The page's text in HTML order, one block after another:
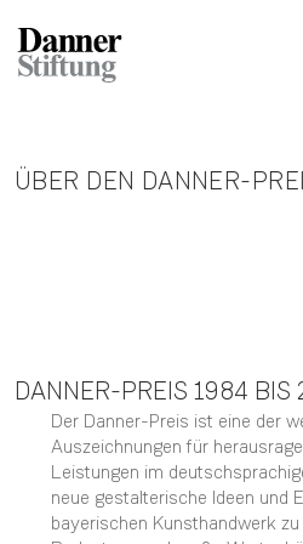
ÜBER DEN DANNER-
DANNER-PREIS 1984 BIS
Der Danner-Preis ist eine der
Auszeichnungen für
Leistungen im
neue gestalterische Ideen und
bayerischen Kunsthandwerk